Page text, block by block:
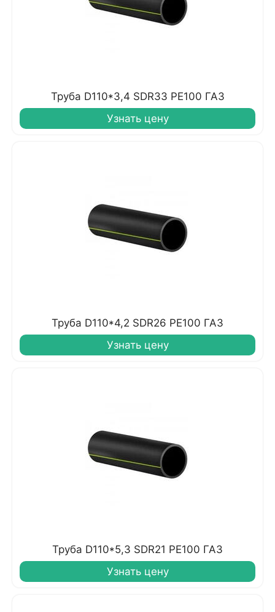
Труба D110*3,4 SDR33 PE100 ГАЗ
Узнать цену
Труба D110*4,2 SDR26 PE100 ГАЗ
Узнать цену
Труба D110*5,3 SDR21 PE100 ГАЗ
Узнать цену